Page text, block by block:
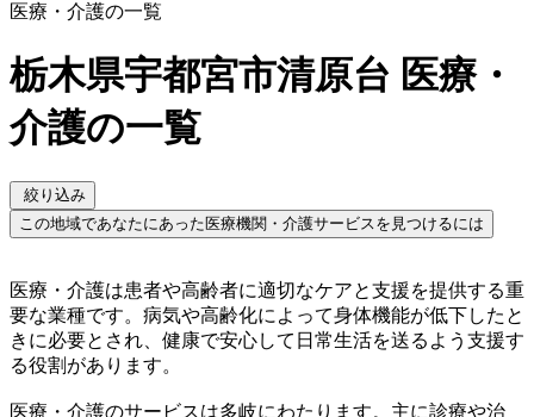
医療・介護の一覧
栃木県宇都宮市清原台 医療・
介護の一覧
絞り込み
この地域であなたにあった医療機関・介護サービスを見つけるには
医療・介護は患者や高齢者に適切なケアと支援を提供する重
要な業種です。病気や高齢化によって身体機能が低下したと
きに必要とされ、健康で安心して日常生活を送るよう支援す
る役割があります。
医療・介護のサービスは多岐にわたります。主に診療や治